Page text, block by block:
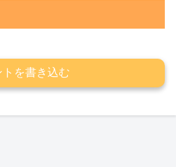
トを書き込む